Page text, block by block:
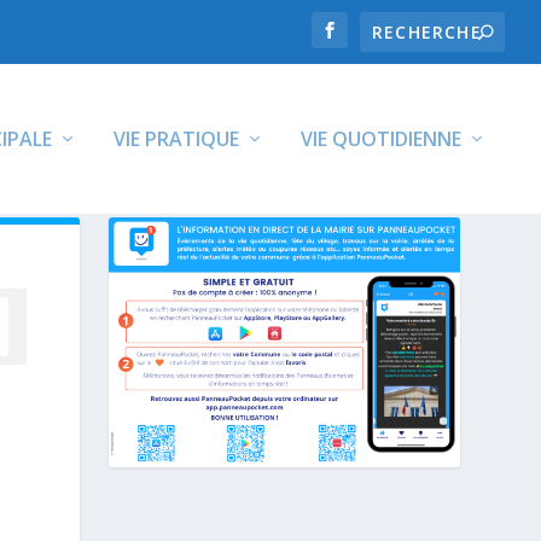
VIE PRATIQUE VIE QUOTIDIENNE